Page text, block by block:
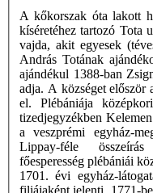
A kőkorszak óta lakott
kíséretéhez tartozó Tota
vajda, akit egyesek
András Totának
ajándékul 1388-ban
adja. A községet először
el. Plébániája
tizedjegyzékben
a veszprémi egyház-
Lippay-féle
főesperesség plébániái
1701. évi egyház-